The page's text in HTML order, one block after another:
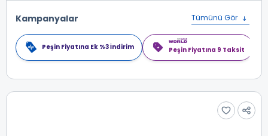
Kampanyalar Tümünü Gör
Peşin Fiyatına Ek %3 İndirim Peşin Fiyatına 9 Taksit